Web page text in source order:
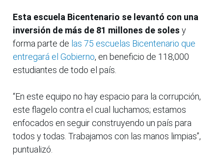
Esta escuela Bicentenario se levantó con una
inversión de más de 81 millones de soles y
forma parte de las 75 escuelas Bicentenario que
entregará el Gobierno, en beneficio de 118,000
estudiantes de todo el país.
“En este equipo no hay espacio para la corrupción,
este flagelo contra el cual luchamos; estamos
enfocados en seguir construyendo un país para
todos y todas. Trabajamos con las manos limpias”,
puntualizó.